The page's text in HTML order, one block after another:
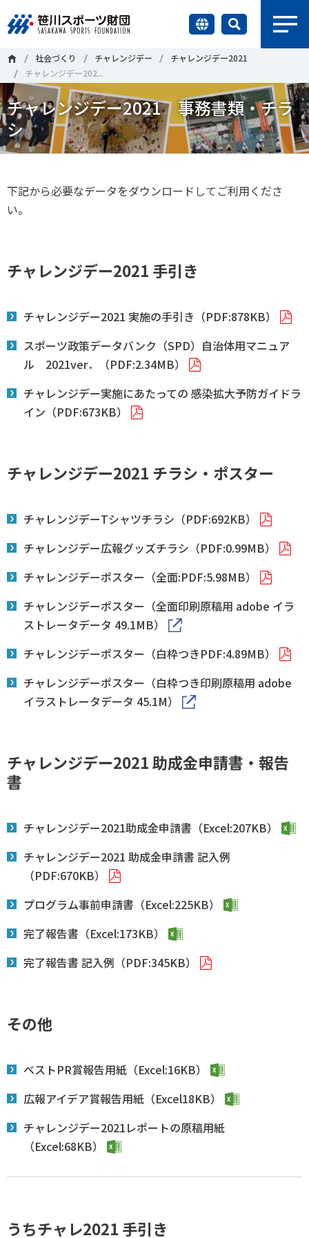
財団情報
研究員紹介
調査・研究
社会づくり
知る学ぶ
お問い合わせ・お申し込み
メールマガジン
「SSFニュース」
アクセス
ソーシャルメディア運営方針
＃誰が子どものスポーツをささえるのか ＃部活動
＃アクティブなまちづくり ＃日本人の身体活動と健康寿命
＃障害者スポーツ ＃スポーツ基本計画 ＃競技人口
＃高齢者スポーツ
調査・研究
スポーツライフ・データ
スポーツ白書
政策提言
障害者スポーツ
スポーツによるまちづくり
スポーツボランティア
自治体との連携
各教育機関との連携
スポーツ振興団体との連携
SPORT POLICY INCUBATOR ―スポーツ政策の『卵』 ―
スポーツ辞典
SSF BOOKS
社会づくり チャレンジデー
チャレンジデー2021
チャレンジデー202...
チャレンジデー2021 事務書類・チラ
シ
下記から必要なデータをダウンロードしてご利用くださ
い。
チャレンジデー2021 手引き
チャレンジデー2021 実施の手引き（PDF:878KB）
スポーツ政策データバンク（SPD）自治体用マニュア
ル 2021ver．（PDF:2.34MB）
チャレンジデー実施にあたっての 感染拡大予防ガイドラ
イン（PDF:673KB）
チャレンジデー2021 チラシ・ポスター
チャレンジデーTシャツチラシ（PDF:692KB）
チャレンジデー広報グッズチラシ（PDF:0.99MB）
チャレンジデーポスター（全面:PDF:5.98MB）
チャレンジデーポスター（全面印刷原稿用 adobe イラ
ストレータデータ 49.1MB）
チャレンジデーポスター（白枠つきPDF:4.89MB）
チャレンジデーポスター（白枠つき印刷原稿用 adobe
イラストレータデータ 45.1M）
チャレンジデー2021 助成金申請書・報告
書
チャレンジデー2021助成金申請書（Excel:207KB）
チャレンジデー2021 助成金申請書 記入例
（PDF:670KB）
プログラム事前申請書（Excel:225KB）
完了報告書（Excel:173KB）
完了報告書 記入例（PDF:345KB）
その他
ベストPR賞報告用紙（Excel:16KB）
広報アイデア賞報告用紙（Excel18KB）
チャレンジデー2021レポートの原稿用紙
（Excel:68KB）
うちチャレ2021 手引き